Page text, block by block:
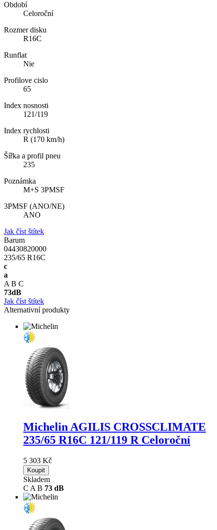
Období
Celoroční
Rozmer disku
R16C
Runflat
Nie
Profilove cislo
65
Index nosnosti
121/119
Index rychlosti
R (170 km/h)
Šířka a profil pneu
235
Poznámka
M+S 3PMSF
3PMSF (ANO/NE)
ANO
Jak číst štítek
Barum
04430820000
235/65 R16C
c
a
A B C
73dB
Jak číst štítek
Alternativní produkty
Michelin AGILIS CROSSCLIMATE
235/65 R16C 121/119 R Celoroční
5 303 Kč
Koupit
Skladem
C A B 73 dB